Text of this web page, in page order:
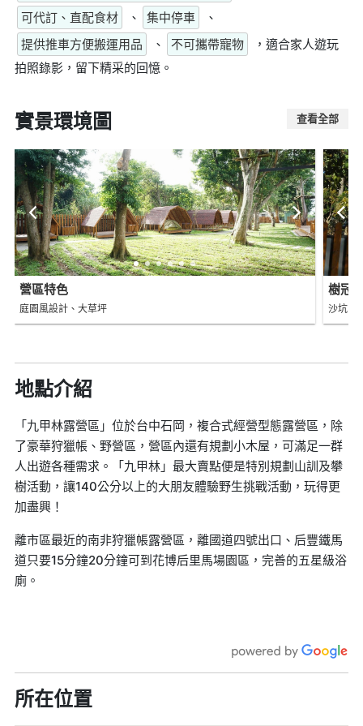
可代訂、直配食材
、 集中停車
、
提供推車方便搬運用品
、 不可攜帶寵物
，適合家人遊玩
拍照錄影，留下精采的回憶。
實景環境圖 查看全部
營區特色
庭園風設計、大草坪
樹冠
沙坑、
地點介紹
「九甲林露營區」位於台中石岡，複合式經營型態露營區，除
了豪華狩獵帳、野營區，營區內還有規劃小木屋，可滿足一群
人出遊各種需求。「九甲林」最大賣點便是特別規劃山訓及攀
樹活動，讓140公分以上的大朋友體驗野生挑戰活動，玩得更
加盡興！
離市區最近的南非狩獵帳露營區，離國道四號出口、后豐鐵馬
道只要15分鐘20分鐘可到花博后里馬場園區，完善的五星級浴
廁。
所在位置